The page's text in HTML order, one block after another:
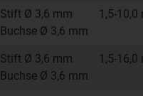
Stift Ø 3,6 mm
Buchse Ø 3,6 mm
1,5-10,0
Stift Ø 3,6 mm
Buchse Ø 3,6 mm
1,5-16,0